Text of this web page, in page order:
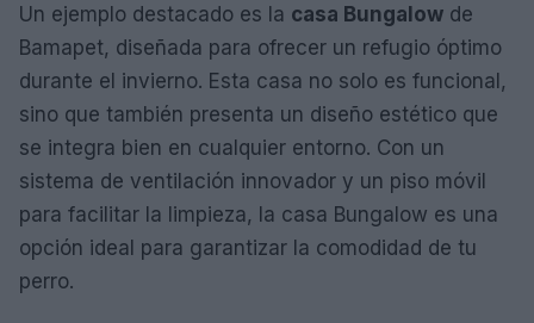
Un ejemplo destacado es la casa Bungalow de
Bamapet, diseñada para ofrecer un refugio óptimo
durante el invierno. Esta casa no solo es funcional,
sino que también presenta un diseño estético que
se integra bien en cualquier entorno. Con un
sistema de ventilación innovador y un piso móvil
para facilitar la limpieza, la casa Bungalow es una
opción ideal para garantizar la comodidad de tu
perro.